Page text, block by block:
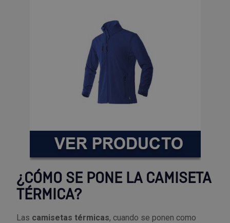
¿CÓMO SE PONE LA CAMISETA
TÉRMICA?
Las camisetas térmicas, cuando se ponen como